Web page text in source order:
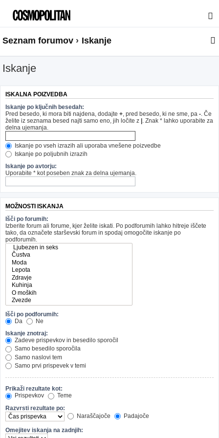
Seznam forumov Iskanje
Iskanje
ISKALNA POIZVEDBA
Iskanje po ključnih besedah:
Pred besedo, ki mora biti najdena, dodajte + , pred besedo, ki ne sme, pa - . Če
želite iz seznama besed najti samo eno, jih ločite z | . Znak * lahko uporabite za
delna ujemanja.
Iskanje po vseh izrazih ali uporaba vnešene poizvedbe
Iskanje po poljubnih izrazih
Iskanje po avtorju:
Uporabite * kot poseben znak za delna ujemanja.
MOŽNOSTI ISKANJA
Išči po forumih:
Izberite forum ali forume, kjer želite iskati. Po podforumih lahko hitreje iščete
tako, da označete starševski forum in spodaj omogočite iskanje po
podforumih.
Išči po podforumih:
Da
Ne
Iskanje znotraj:
Zadeve prispevkov in besedilo sporočil
Samo besedilo sporočila
Samo naslovi tem
Samo prvi prispevek v temi
Prikaži rezultate kot:
Prispevkov
Teme
Razvrsti rezultate po:
Naraščajoče
Padajoče
Omejitev iskanja na zadnjih: